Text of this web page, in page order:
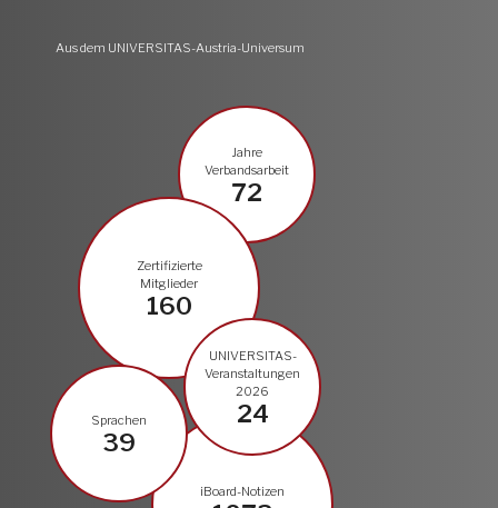
Aus dem UNIVERSITAS-Austria-Universum
Jahre
Verbandsarbeit
72
Sprachen
39
Zertifizierte
Mitglieder
160
UNIVERSITAS-
Veranstaltungen
2026
24
iBoard-Notizen